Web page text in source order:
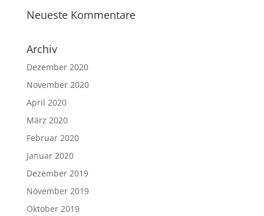
Neueste Kommentare
Archiv
Dezember 2020
November 2020
April 2020
März 2020
Februar 2020
Januar 2020
Dezember 2019
November 2019
Oktober 2019